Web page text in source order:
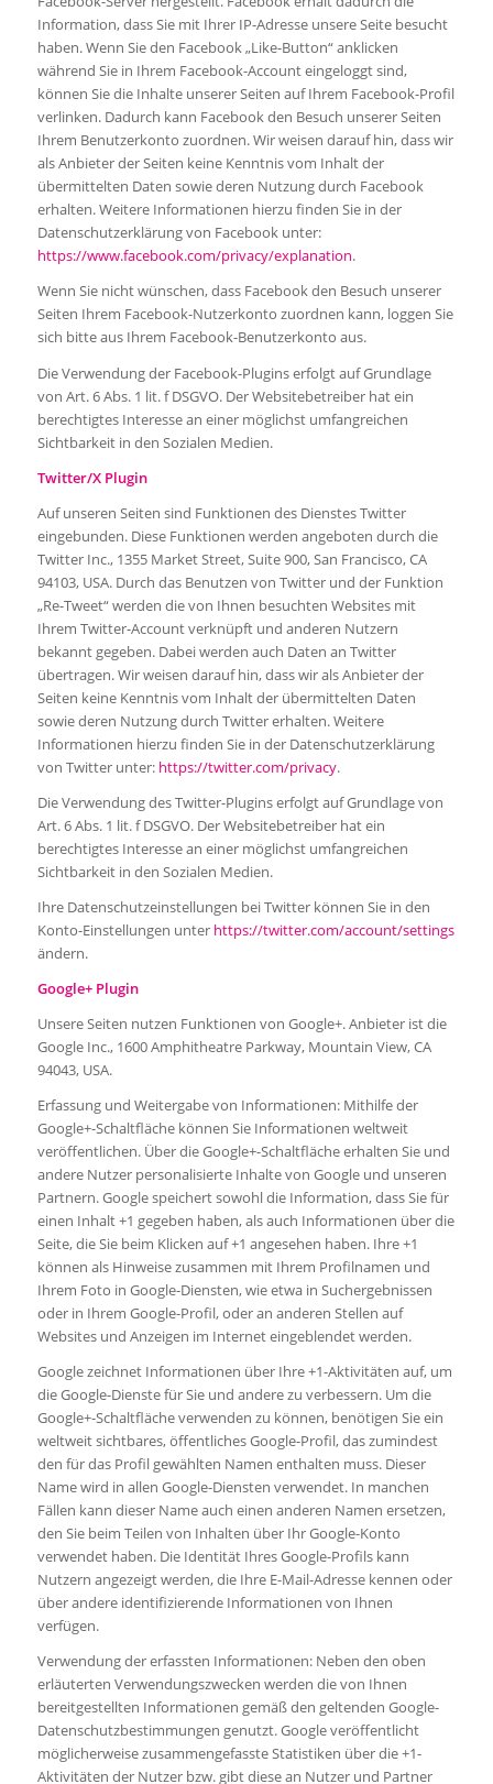
Information, dass Sie mit Ihrer IP-Adresse unsere Seite besucht
haben. Wenn Sie den Facebook „Like-Button“ anklicken
während Sie in Ihrem Facebook-Account eingeloggt sind,
können Sie die Inhalte unserer Seiten auf Ihrem Facebook-Profil
verlinken. Dadurch kann Facebook den Besuch unserer Seiten
Ihrem Benutzerkonto zuordnen. Wir weisen darauf hin, dass wir
als Anbieter der Seiten keine Kenntnis vom Inhalt der
übermittelten Daten sowie deren Nutzung durch Facebook
erhalten. Weitere Informationen hierzu finden Sie in der
Datenschutzerklärung von Facebook unter:
https://www.facebook.com/privacy/explanation.
Wenn Sie nicht wünschen, dass Facebook den Besuch unserer
Seiten Ihrem Facebook-Nutzerkonto zuordnen kann, loggen Sie
sich bitte aus Ihrem Facebook-Benutzerkonto aus.
Die Verwendung der Facebook-Plugins erfolgt auf Grundlage
von Art. 6 Abs. 1 lit. f DSGVO. Der Websitebetreiber hat ein
berechtigtes Interesse an einer möglichst umfangreichen
Sichtbarkeit in den Sozialen Medien.
Twitter/X Plugin
Auf unseren Seiten sind Funktionen des Dienstes Twitter
eingebunden. Diese Funktionen werden angeboten durch die
Twitter Inc., 1355 Market Street, Suite 900, San Francisco, CA
94103, USA. Durch das Benutzen von Twitter und der Funktion
„Re-Tweet“ werden die von Ihnen besuchten Websites mit
Ihrem Twitter-Account verknüpft und anderen Nutzern
bekannt gegeben. Dabei werden auch Daten an Twitter
übertragen. Wir weisen darauf hin, dass wir als Anbieter der
Seiten keine Kenntnis vom Inhalt der übermittelten Daten
sowie deren Nutzung durch Twitter erhalten. Weitere
Informationen hierzu finden Sie in der Datenschutzerklärung
von Twitter unter: https://twitter.com/privacy.
Die Verwendung des Twitter-Plugins erfolgt auf Grundlage von
Art. 6 Abs. 1 lit. f DSGVO. Der Websitebetreiber hat ein
berechtigtes Interesse an einer möglichst umfangreichen
Sichtbarkeit in den Sozialen Medien.
Ihre Datenschutzeinstellungen bei Twitter können Sie in den
Konto-Einstellungen unter https://twitter.com/account/settings
ändern.
Google+ Plugin
Unsere Seiten nutzen Funktionen von Google+. Anbieter ist die
Google Inc., 1600 Amphitheatre Parkway, Mountain View, CA
94043, USA.
Erfassung und Weitergabe von Informationen: Mithilfe der
Google+-Schaltfläche können Sie Informationen weltweit
veröffentlichen. Über die Google+-Schaltfläche erhalten Sie und
andere Nutzer personalisierte Inhalte von Google und unseren
Partnern. Google speichert sowohl die Information, dass Sie für
einen Inhalt +1 gegeben haben, als auch Informationen über die
Seite, die Sie beim Klicken auf +1 angesehen haben. Ihre +1
können als Hinweise zusammen mit Ihrem Profilnamen und
Ihrem Foto in Google-Diensten, wie etwa in Suchergebnissen
oder in Ihrem Google-Profil, oder an anderen Stellen auf
Websites und Anzeigen im Internet eingeblendet werden.
Google zeichnet Informationen über Ihre +1-Aktivitäten auf, um
die Google-Dienste für Sie und andere zu verbessern. Um die
Google+-Schaltfläche verwenden zu können, benötigen Sie ein
weltweit sichtbares, öffentliches Google-Profil, das zumindest
den für das Profil gewählten Namen enthalten muss. Dieser
Name wird in allen Google-Diensten verwendet. In manchen
Fällen kann dieser Name auch einen anderen Namen ersetzen,
den Sie beim Teilen von Inhalten über Ihr Google-Konto
verwendet haben. Die Identität Ihres Google-Profils kann
Nutzern angezeigt werden, die Ihre E-Mail-Adresse kennen oder
über andere identifizierende Informationen von Ihnen
verfügen.
Verwendung der erfassten Informationen: Neben den oben
erläuterten Verwendungszwecken werden die von Ihnen
bereitgestellten Informationen gemäß den geltenden Google-
Datenschutzbestimmungen genutzt. Google veröffentlicht
möglicherweise zusammengefasste Statistiken über die +1-
Aktivitäten der Nutzer bzw. gibt diese an Nutzer und Partner